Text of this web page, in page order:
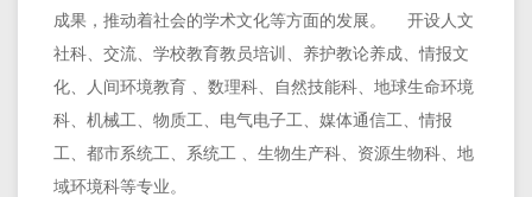
成果，推动着社会的学术文化等方面的发展。 开设人文
社科、交流、学校教育教员培训、养护教论养成、情报文
化、人间环境教育 、数理科、自然技能科、地球生命环境
科、机械工、物质工、电气电子工、媒体通信工、情报
工、都市系统工、系统工 、生物生产科、资源生物科、地
域环境科等专业。